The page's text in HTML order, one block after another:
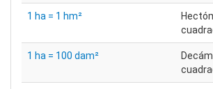
1 ha = 1 hm²
1 ha = 100 dam²